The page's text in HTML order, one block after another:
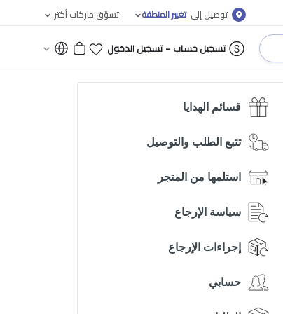
توصيل إلى تغيير المنطقة تسوّق ماركات أكثر
تسجيل حساب - تسجيل الدخول
قسائم الهدايا
تتبع الطلب والتوصيل
استلمها من المتجر
سياسة الإرجاع
إجراءات الإرجاع
حسابي